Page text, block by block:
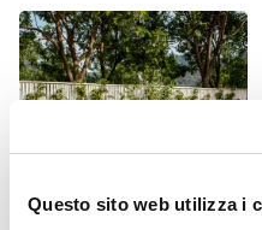
Questo sito web utilizza i
Altezza
15 cm
Profondità Vaso
Colore